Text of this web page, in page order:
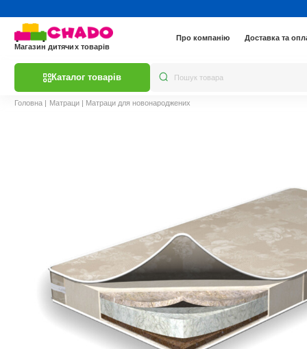
Магазин дитячих товарів
Про компанію Доставка та
Каталог товарів
Головна | Матраци| Матраци для новонароджених